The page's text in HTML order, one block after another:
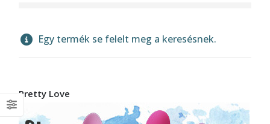
Egy termék se felelt meg a keresésnek.
Pretty Love